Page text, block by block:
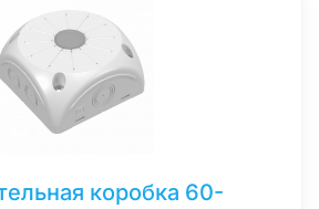
коробка 60-